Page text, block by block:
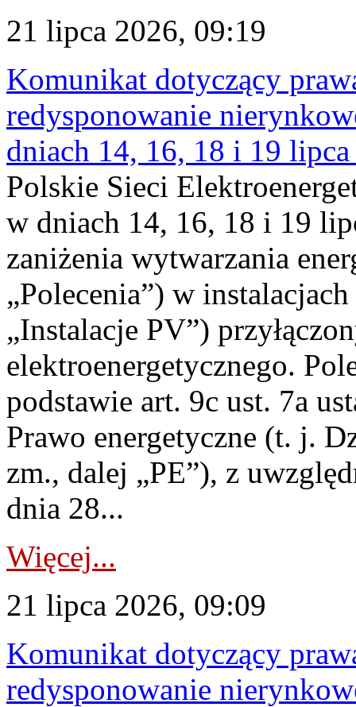
21 lipca 2026, 09:19
Komunikat dotyczący
redysponowanie
dniach 14, 16, 18 i 19
Polskie Sieci
w dniach 14, 16, 18 i 19
zaniżenia wytwarzania
„Polecenia”) w
„Instalacje PV”)
elektroenergetycznego.
podstawie art. 9c ust. 7a
Prawo energetyczne (t. j.
zm., dalej „PE”), z
dnia 28...
Więcej...
21 lipca 2026, 09:09
Komunikat dotyczący
redysponowanie